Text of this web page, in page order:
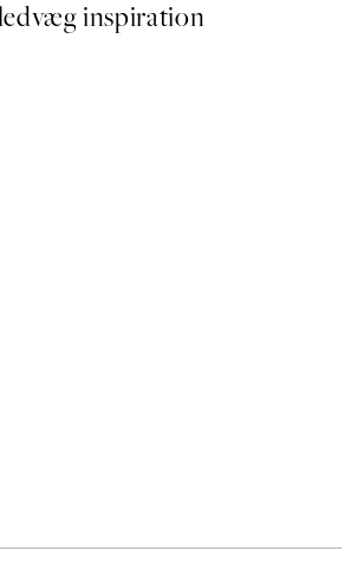
inspiration